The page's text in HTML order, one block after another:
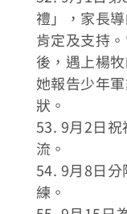
禮」，家長
肯定及支持
後，遇上楊
她報告少年
狀。
53. 9月2日
流。
54. 9月8日
練。